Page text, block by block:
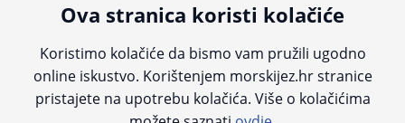
Sve navedene cijene sadrže PDV. Pokušavamo osigurati što preciznije
Ova stranica koristi kolačiće
Koristimo kolačiće da bismo vam pružili ugodno
online iskustvo. Korištenjem morskijez.hr stranice
pristajete na upotrebu kolačića. Više o kolačićima